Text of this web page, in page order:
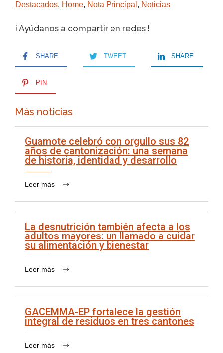
Destacados, Home, Nota Principal , Noticias
¡ Ayúdanos a compartir en redes !
SHARE TWEET SHARE
PIN
Más noticias
Guamote celebró con orgullo sus 82
años de cantonización: una semana
de historia, identidad y desarrollo
Leer más
La desnutrición también afecta a los
adultos mayores: un llamado a cuidar
su alimentación y bienestar
Leer más
GACEMMA-EP fortalece la gestión
integral de residuos en tres cantones
Leer más